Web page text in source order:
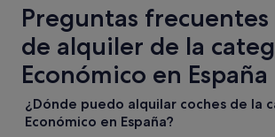
Preguntas frecuentes
de alquiler de la
Económico en España
¿Dónde puedo alquilar coches de la
Económico en España?